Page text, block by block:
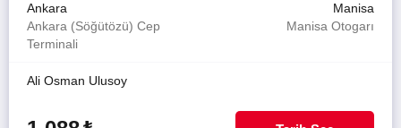
Ankara
Manisa
Ankara (Söğütözü) Cep
Terminali
Manisa Otogarı
Ali Osman Ulusoy